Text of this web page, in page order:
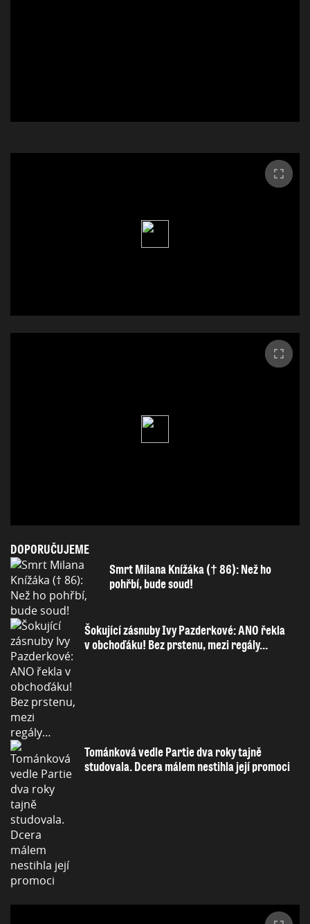
DOPORUČUJEME
Smrt Milana Knížáka († 86): Než ho
pohřbí, bude soud!
Šokující zásnuby Ivy Pazderkové: ANO řekla
v obchoďáku! Bez prstenu, mezi regály…
Tománková vedle Partie dva roky tajně
studovala. Dcera málem nestihla její promoci